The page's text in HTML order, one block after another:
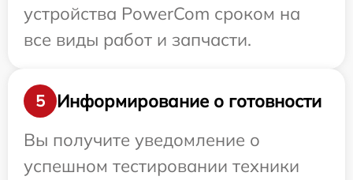
устройства PowerCom сроком на
все виды работ и запчасти.
5
Информирование о готовности
Вы получите уведомление о
успешном тестировании техники